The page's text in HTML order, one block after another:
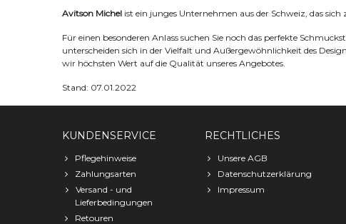
Avitson Michel ist ein junges Unternehmen aus der Schweiz, das
Für einen besonderen Anlass suchen Sie noch das perfekte
unterscheiden sich in der Vielfalt und Außergewöhnlichkeit des
wir höchsten Wert auf die Qualität unseres Angebotes.
Stand: 07.01.2022
KUNDENSERVICE
Pflegehinweise
Zahlungsarten
Versand - und
Lieferbedingungen
Retouren
RECHTLICHES
Unsere AGB
Datenschutzerklärung
Impressum